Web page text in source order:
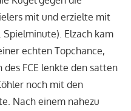
mit und erzielte mit
Spielminute). Elzach kam
echten Topchance,
FCE lenkte den satten
noch mit den
Nach einem nahezu